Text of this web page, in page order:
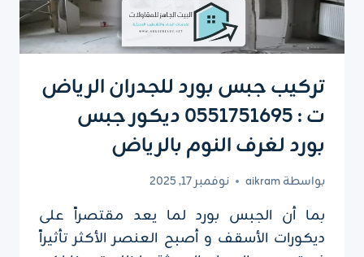
تركيب جبس بورد للجدران الرياض
ت : 0551751695 ديكور جبس
بورد لغرف النوم بالرياض
بواسطةaikram نوفمبر 17, 2025
بما أن الجبس بورد لما يعد مقتصراً على
ديكورات الأسقف و أصبح العنصر الأكثر تأثيراً